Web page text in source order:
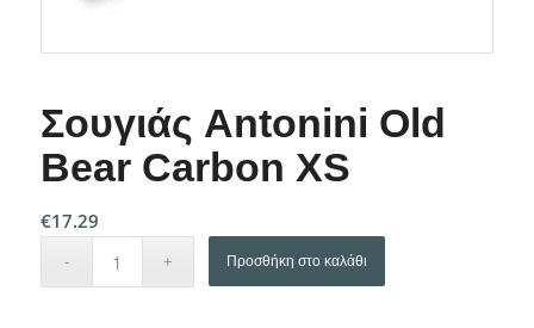
Σουγιάς Antonini Old
Bear Carbon XS
€17.29
Προσθήκη στο καλάθι